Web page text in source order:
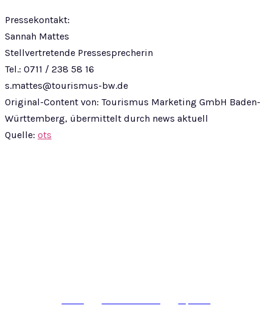
Pressekontakt:
Sannah Mattes
Stellvertretende Pressesprecherin
Tel.: 0711 / 238 58 16
s.mattes@tourismus-bw.de
Original-Content von: Tourismus Marketing GmbH Baden-
Württemberg, übermittelt durch news aktuell
Quelle: ots